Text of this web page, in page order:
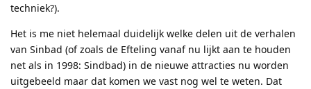
techniek?).
Het is me niet helemaal duidelijk welke delen uit de verhalen
van Sinbad (of zoals de Efteling vanaf nu lijkt aan te houden
net als in 1998: Sindbad) in de nieuwe attracties nu worden
uitgebeeld maar dat komen we vast nog wel te weten. Dat